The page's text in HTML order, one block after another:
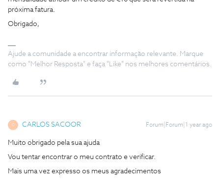
próxima fatura.
Obrigado,
Ajude a comunidade a encontrar informação relevante. Marque
como "Melhor Resposta" e faça "Like" nos melhores comentários.
C CARLOS SACOOR Forum|Forum|1 year ago
Muito obrigado pela sua ajuda
Vou tentar encontrar o meu contrato e verificar.
Mais uma vez expresso os meus agradecimentos